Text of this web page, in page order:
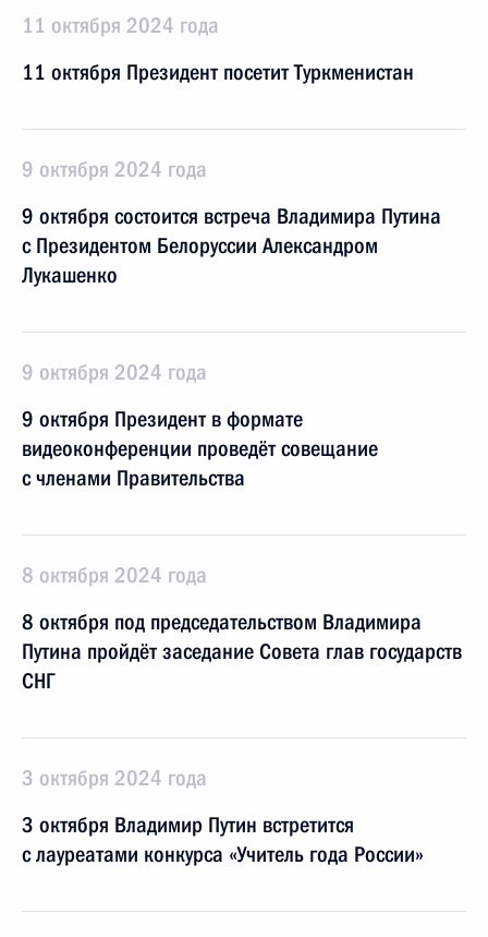
11 октября 2024 года
11 октября Президент посетит Туркменистан
9 октября 2024 года
9 октября состоится встреча Владимира Путина
с Президентом Белоруссии Александром
Лукашенко
9 октября 2024 года
9 октября Президент в формате
видеоконференции проведёт совещание
с членами Правительства
8 октября 2024 года
8 октября под председательством Владимира
Путина пройдёт заседание Совета глав государств
СНГ
3 октября 2024 года
3 октября Владимир Путин встретится
с лауреатами конкурса «Учитель года России»